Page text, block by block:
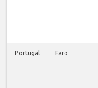
Portugal Faro